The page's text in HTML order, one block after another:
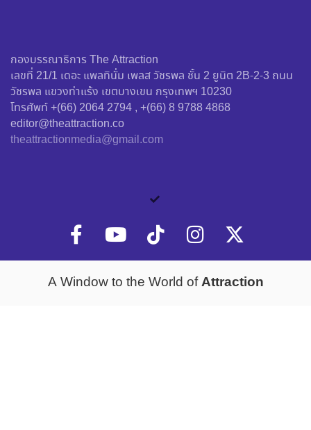
กองบรรณาธิการ The Attraction
เลขที่ 21/1 เดอะ แพลทินั่ม เพลส วัชรพล ชั้น 2 ยูนิต 2B-2-3 ถนน
วัชรพล แขวงท่าแร้ง เขตบางเขน กรุงเทพฯ 10230
โทรศัพท์ +(66) 2064 2794 , +(66) 8 9788 4868
editor@theattraction.co
theattractionmedia@gmail.com
A Window to the World ofAttraction